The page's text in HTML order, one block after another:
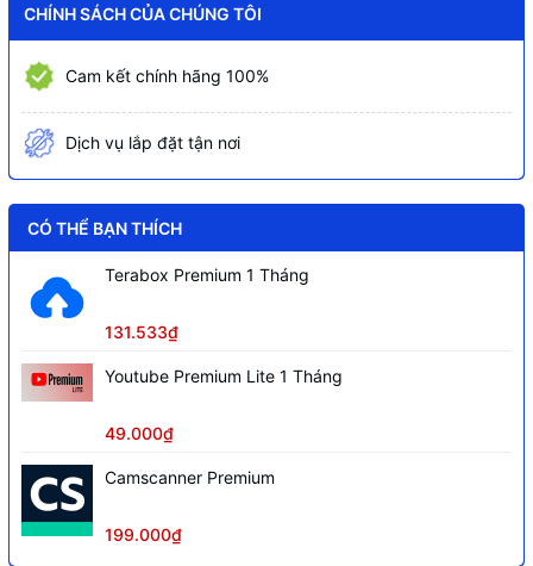
xe), SMD Plus
SmartDDNS.TV và P2P, AutoRegister
Tích hợp Mic
Phần mềm sử dụng
Chất liệu Kim loại, kèm chân đế
Điện áp
CHÍNH SÁCH CỦA CHÚNG TÔI
Cam kết chính hãng 100%
Dịch vụ lắp đặt tận nơi
CÓ THỂ BẠN THÍCH
Terabox Premium 1 Tháng
131.533₫
Youtube Premium Lite 1 Tháng
49.000₫
Camscanner Premium
199.000₫